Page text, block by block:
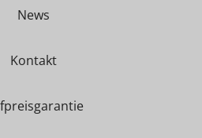
News
Kontakt